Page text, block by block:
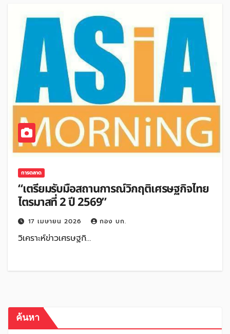
การตลาด
“เตรียมรับมือสถานการณ์วิกฤติเศรษฐกิจไทย
ไตรมาสที่ 2 ปี 2569”
17 เมษายน 2026 กอง บก.
วิเคราะห์ข่าวเศรษฐกิ…
ค้นหา